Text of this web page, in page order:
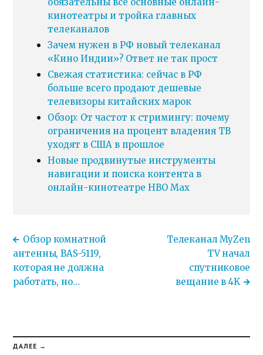
кинотеатры и тройка главных
телеканалов
Зачем нужен в РФ новый телеканал
«Кино Индии»? Ответ не так прост
Свежая статистика: сейчас в РФ
больше всего продают дешевые
телевизоры китайских марок
Обзор: От частот к стримингу: почему
ограничения на процент владения ТВ
уходят в США в прошлое
Новые продвинутые инструменты
навигации и поиска контента в
онлайн-кинотеатре HBO Max
Обзор комнатной
антенны, BAS-5119,
которая не должна
работать, но…
Телеканал MyZen
TV начал
спутниковое
вещание в 4K
ДАЛЕЕ →